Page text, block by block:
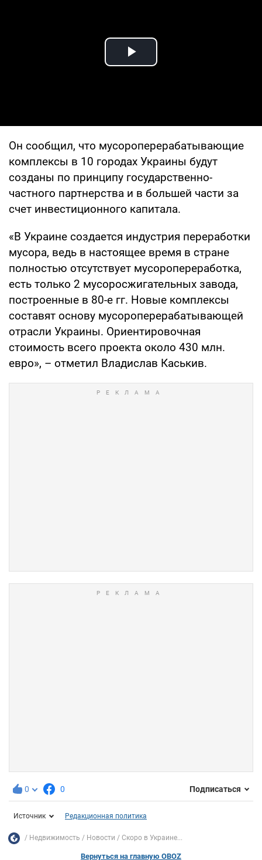
Play Video
Он сообщил, что мусороперерабатывающие
комплексы в 10 городах Украины будут
созданы по принципу государственно-
частного партнерства и в большей части за
счет инвестиционного капитала.
«В Украине создается индустрия переработки
мусора, ведь в настоящее время в стране
полностью отсутствует мусоропереработка,
есть только 2 мусоросжигательных завода,
построенные в 80-е гг. Новые комплексы
составят основу мусороперерабатывающей
отрасли Украины. Ориентировочная
стоимость всего проекта около 430 млн.
евро», – отметил Владислав Каськив.
0 0 Подписаться
Источник Редакционная политика
Недвижимость Новости Скоро в Украине...
Вернуться на главную OBOZ